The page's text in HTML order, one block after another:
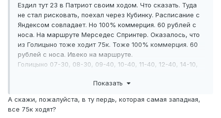
Ездил тут 23 в Патриот своим ходом. Что сказать. Туда
не стал рисковать, поехал через Кубинку. Расписание с
Яндексом совпадает. Но 100% коммерция. 60 рублей с
носа. На маршруте Мерседес Спринтер. Оказалось, что
из Голицыно тоже ходит 75к. Тоже 100% коммерция. 60
рублей с носа. Ивеко на маршруте.
Голицыно 07-30, 08-30, 09-40, 10-40, 11-40, 12-40, 14-10,
Патриот 08-00, 09-00, 10-10, 11-10, 12-10, 13-10, 14-40, 15-
Храм 08-07, 09-07, 10-17, 11-17, 12-17, 13-17, 14-47, 15-47, 16-
47, 17-47, 17-47, 18-47, 19-47.
Показать
А скажи, пожалуйста, в ту пердь, которая самая западная,
все 75к ходят?